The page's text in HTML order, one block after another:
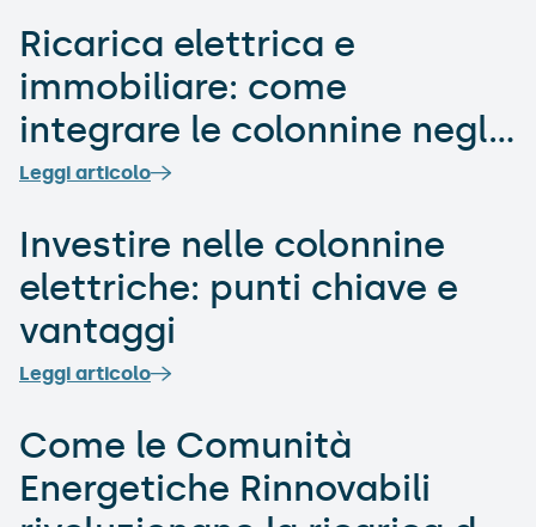
Ricarica elettrica e
immobiliare: come
integrare le colonnine negli
edifici
Leggi articolo
Investire nelle colonnine
elettriche: punti chiave e
vantaggi
Leggi articolo
Come le Comunità
Energetiche Rinnovabili